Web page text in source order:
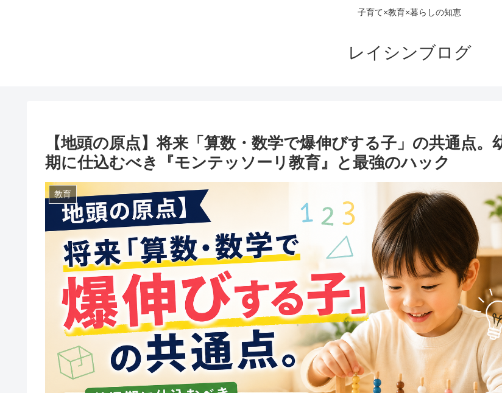
子育て×教育×暮らしの知恵
レイシンブログ
【地頭の原点】将来「算数・数学で爆伸びする子」の共通点。
期に仕込むべき『モンテッソーリ教育』と最強のハック
教育